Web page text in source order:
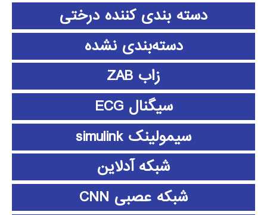
دسته بندی کننده درختی
دسته‌بندی نشده
زاب ZAB
سیگنال ECG
سیمولینک simulink
شبکه آدلاین
شبکه عصبی CNN